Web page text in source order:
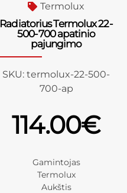
Termolux
Radiatorius Termolux 22-
500-700 apatinio
pajungimo
SKU: termolux-22-500-
700-ap
114.00€
Gamintojas
Termolux
Aukštis